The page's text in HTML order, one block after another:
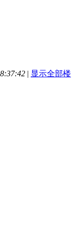
| 显示全部楼